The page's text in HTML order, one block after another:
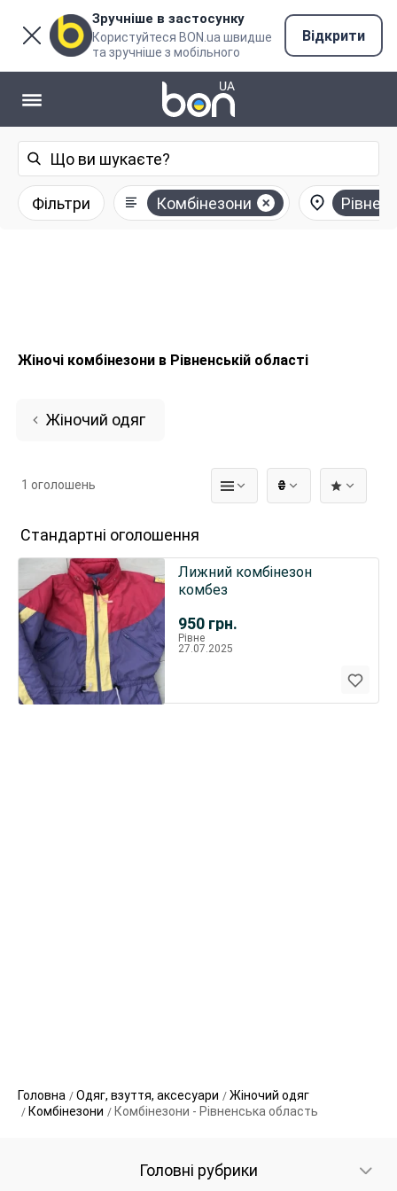
Зручніше в застосунку
Користуйтеся BON.ua швидше
та зручніше з мобільного
Відкрити
Фільтри Комбінезони
Жіночі комбінезони в Рівненській області
Жіночий одяг
₴
1 оголошень
Стандартні оголошення
950 грн.
Лижний комбінезон
комбез
Рівне
27.07.2025
Головна Одяг, взуття, аксесуари
Жіночий одяг
Комбінезони
Комбінезони - Рівненська область
Головні рубрики